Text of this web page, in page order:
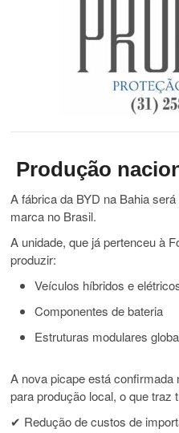
Produção
A fábrica da BYD na Bahia
marca no Brasil.
A unidade, que já pertenceu à
produzir:
Veículos híbridos e
Componentes de bateria
Estruturas modulares
A nova picape está confirmada
para produção local, o que traz
✔ Redução de custos de